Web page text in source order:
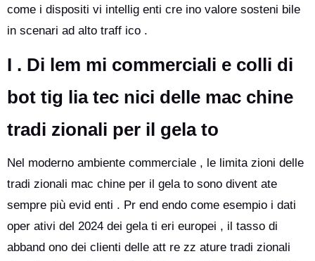
come i dispositi vi intellig enti cre ino valore sosteni bile
in scenari ad alto traff ico .
I . Di lem mi commerciali e colli di
bot tig lia tec nici delle mac chine
tradi zionali per il gela to
Nel moderno ambiente commerciale , le limita zioni delle
tradi zionali mac chine per il gela to sono divent ate
sempre più evid enti . Pr end endo come esempio i dati
oper ativi del 2024 dei gela ti eri europei , il tasso di
abband ono dei clienti delle att re zz ature tradi zionali